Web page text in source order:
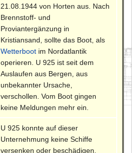
21.08.1944 von Horten aus. Nach
Brennstoff- und
Proviantergänzung in
Kristiansand, sollte das Boot, als
Wetterboot im Nordatlantik
operieren. U 925 ist seit dem
Auslaufen aus Bergen, aus
unbekannter Ursache,
verschollen. Vom Boot gingen
keine Meldungen mehr ein.
U 925 konnte auf dieser
Unternehmung keine Schiffe
versenken oder beschädigen.